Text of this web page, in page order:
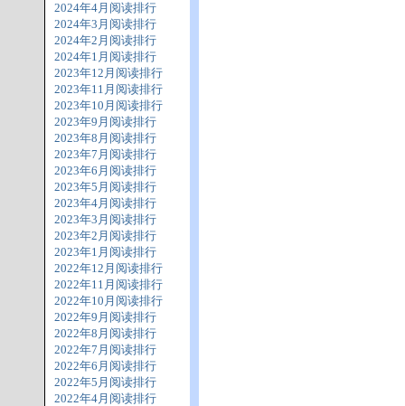
2024年4月阅读排行
2024年3月阅读排行
2024年2月阅读排行
2024年1月阅读排行
2023年12月阅读排行
2023年11月阅读排行
2023年10月阅读排行
2023年9月阅读排行
2023年8月阅读排行
2023年7月阅读排行
2023年6月阅读排行
2023年5月阅读排行
2023年4月阅读排行
2023年3月阅读排行
2023年2月阅读排行
2023年1月阅读排行
2022年12月阅读排行
2022年11月阅读排行
2022年10月阅读排行
2022年9月阅读排行
2022年8月阅读排行
2022年7月阅读排行
2022年6月阅读排行
2022年5月阅读排行
2022年4月阅读排行